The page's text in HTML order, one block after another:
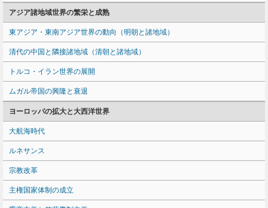
アジア諸地域世界の繁栄と成熟
東アジア・東南アジア世界の動向（明朝と諸地域）
清代の中国と隣接諸地域（清朝と諸地域）
トルコ・イラン世界の展開
ムガル帝国の興隆と衰退
ヨーロッパの拡大と大西洋世界
大航海時代
ルネサンス
宗教改革
主権国家体制の成立